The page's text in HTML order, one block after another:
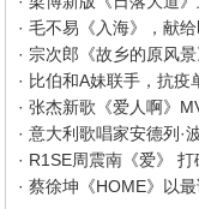
· 宗次郎《故乡的原风
· 张杰新歌《爱人啊》
· R1SE周震南《爱》